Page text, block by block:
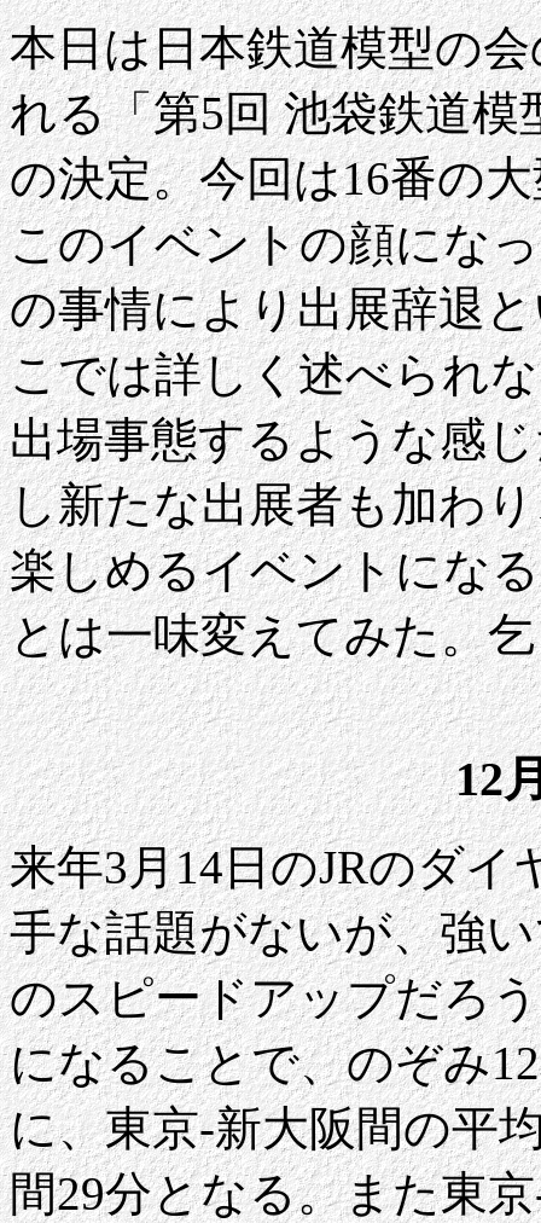
本日は日本鉄道模型の
れる「第5回 池袋鉄道
の決定。今回は16番の
このイベントの顔にな
の事情により出展辞退
こでは詳しく述べられ
出場事態するような感
し新たな出展者も加わ
楽しめるイベントにな
とは一味変えてみた。
12
来年3月14日のJRのダ
手な話題がないが、強
のスピードアップだろ
になることで、のぞみ
に、東京-新大阪間の平
間29分となる。また東